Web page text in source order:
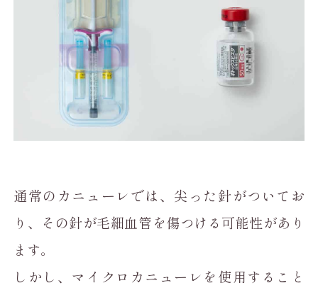
通常のカニューレでは、尖った針がついてお
り、その針が毛細血管を傷つける可能性があり
ます。
しかし、マイクロカニューレを使用すること